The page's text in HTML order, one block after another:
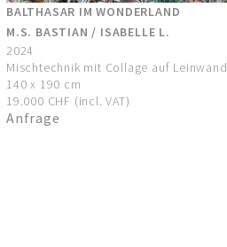
BALTHASAR IM WONDERLAND
M.S. BASTIAN / ISABELLE L.
2024
Mischtechnik mit Collage auf Leinwand
140 x 190 cm
19.000 CHF (incl. VAT)
Anfrage